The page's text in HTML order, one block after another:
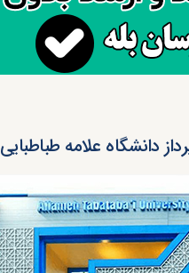
علامه طباطبایی ۱۴۰۳